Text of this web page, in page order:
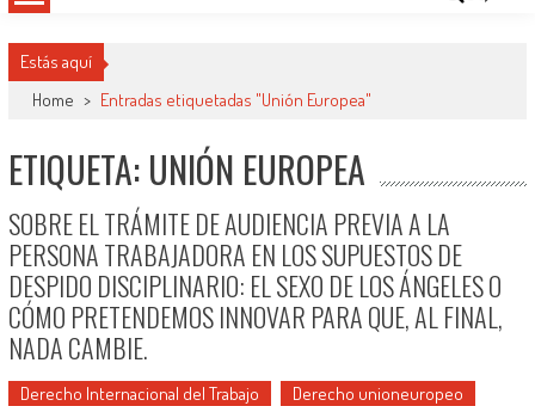
Estás aquí
Home > Entradas etiquetadas "Unión Europea"
ETIQUETA: UNIÓN EUROPEA
SOBRE EL TRÁMITE DE AUDIENCIA PREVIA A LA
PERSONA TRABAJADORA EN LOS SUPUESTOS DE
DESPIDO DISCIPLINARIO: EL SEXO DE LOS ÁNGELES O
CÓMO PRETENDEMOS INNOVAR PARA QUE, AL FINAL,
NADA CAMBIE.
Derecho Internacional del Trabajo
Derecho unioneuropeo